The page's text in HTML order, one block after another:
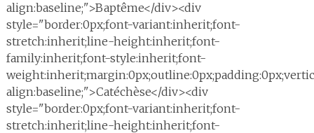
align:baseline;">Baptême</div><div
style="border:0px;font-variant:inherit;font-
stretch:inherit;line-height:inherit;font-
family:inherit;font-style:inherit;font-
align:baseline;">Catéchèse</div><div
style="border:0px;font-variant:inherit;font-
stretch:inherit;line-height:inherit;font-